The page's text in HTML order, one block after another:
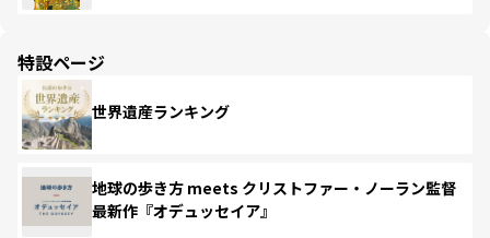
特設ページ
世界遺産ランキング
地球の歩き方 meets クリストファー・ノーラン監督
最新作『オデュッセイア』